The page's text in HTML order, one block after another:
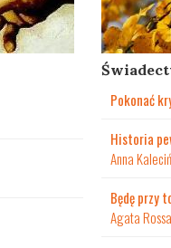
Pokonać
Historia
Anna
Będę przy
Agata Rossa